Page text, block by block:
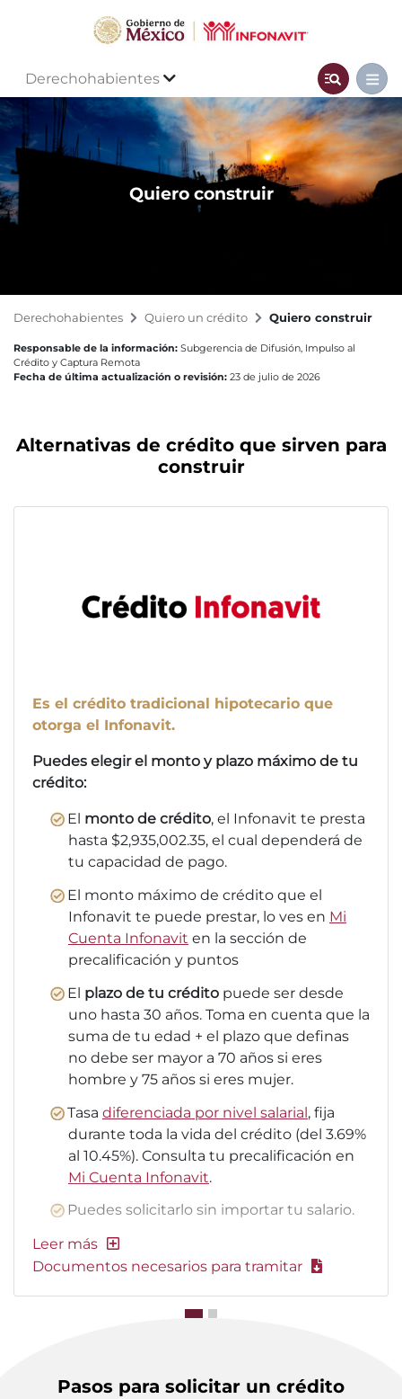
Derechohabientes
Quiero construir
Derechohabientes Quiero un crédito Quiero construir
Responsable de la información: Subgerencia de Difusión, Impulso al
Crédito y Captura Remota
Fecha de última actualización o revisión: 23 de julio de 2026
Alternativas de crédito que sirven para
construir
Es el crédito tradicional hipotecario que
otorga el Infonavit.
Puedes elegir el monto y plazo máximo de tu
crédito:
El monto de crédito, el Infonavit te presta
hasta $2,935,002.35, el cual dependerá de
tu capacidad de pago.
El monto máximo de crédito que el
Infonavit te puede prestar, lo ves en Mi
Cuenta Infonavit en la sección de
precalificación y puntos
El plazo de tu crédito puede ser desde
uno hasta 30 años. Toma en cuenta que la
suma de tu edad + el plazo que definas
no debe ser mayor a 70 años si eres
hombre y 75 años si eres mujer.
Tasa diferenciada por nivel salarial, fija
durante toda la vida del crédito (del 3.69%
al 10.45%). Consulta tu precalificación en
Mi Cuenta Infonavit.
Puedes solicitarlo sin importar tu salario.
Documentos necesarios para tramitar
Pasos para solicitar un crédito